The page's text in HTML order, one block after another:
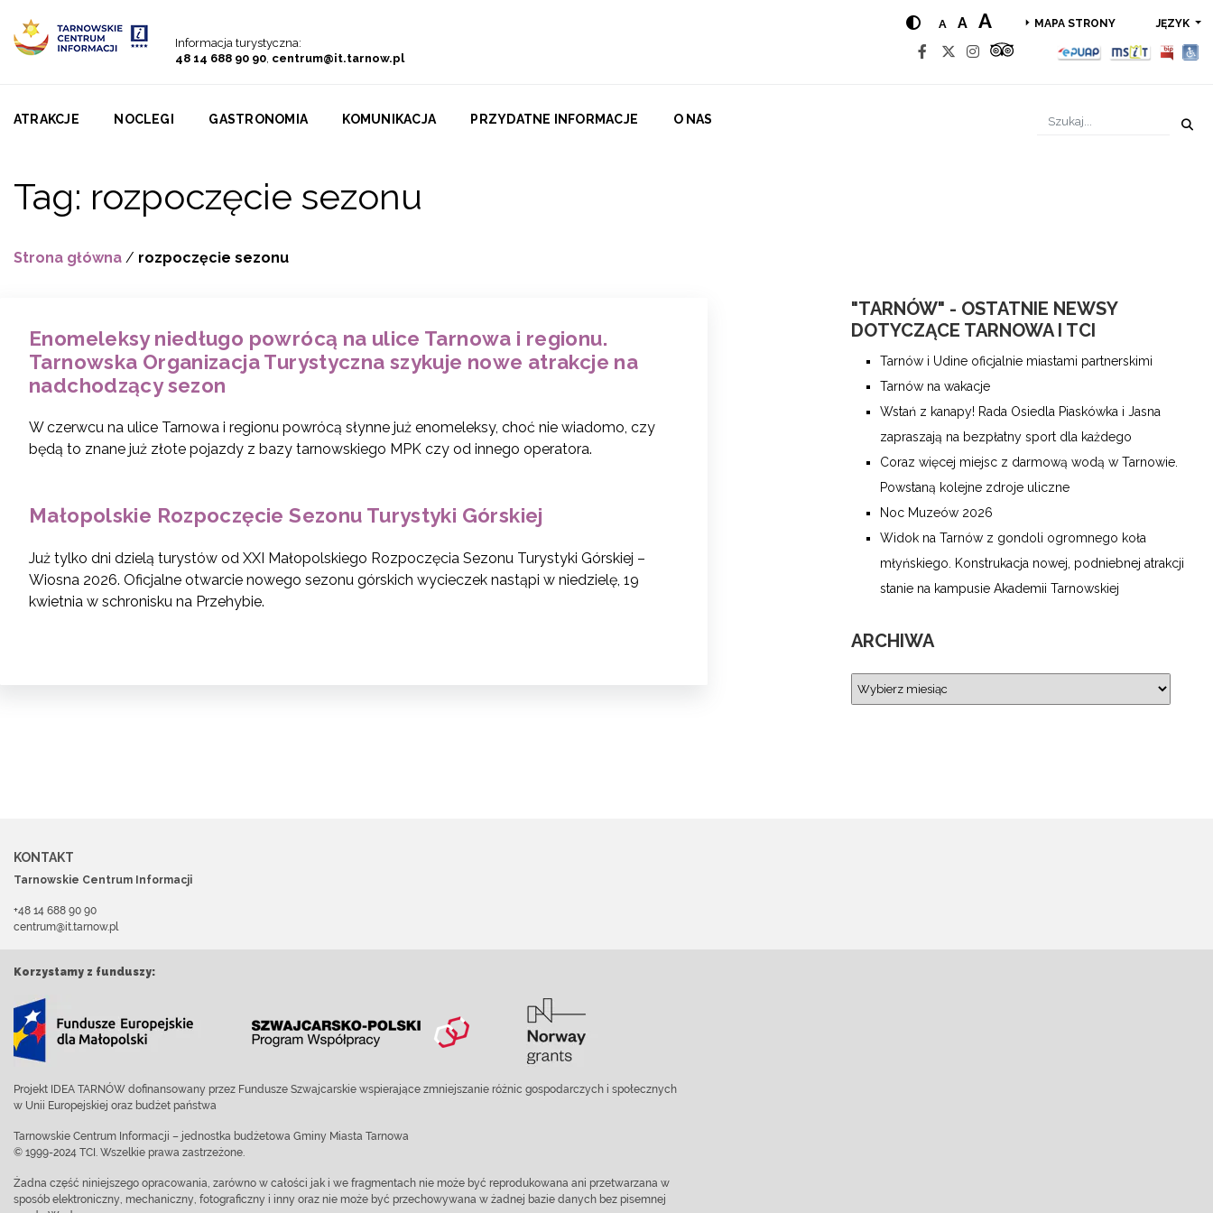
Informacja turystyczna:
48 14 688 90 90, centrum@it.tarnow.pl
A A A MAPA STRONY JĘZYK
ATRAKCJE NOCLEGI GASTRONOMIA KOMUNIKACJA PRZYDATNE INFORMACJE O NAS
Tag: rozpoczęcie sezonu
Strona główna / rozpoczęcie sezonu
Enomeleksy niedługo powrócą na ulice Tarnowa i regionu.
Tarnowska Organizacja Turystyczna szykuje nowe atrakcje na
nadchodzący sezon
W czerwcu na ulice Tarnowa i regionu powrócą słynne już enomeleksy, choć nie wiadomo, czy
będą to znane już złote pojazdy z bazy tarnowskiego MPK czy od innego operatora.
Małopolskie Rozpoczęcie Sezonu Turystyki Górskiej
Już tylko dni dzielą turystów od XXI Małopolskiego Rozpoczęcia Sezonu Turystyki Górskiej –
Wiosna 2026. Oficjalne otwarcie nowego sezonu górskich wycieczek nastąpi w niedzielę, 19
kwietnia w schronisku na Przehybie.
"TARNÓW" - OSTATNIE NEWSY
DOTYCZĄCE TARNOWA I TCI
Tarnów i Udine oficjalnie miastami partnerskimi
Tarnów na wakacje
Wstań z kanapy! Rada Osiedla Piaskówka i Jasna
zapraszają na bezpłatny sport dla każdego
Coraz więcej miejsc z darmową wodą w Tarnowie.
Powstaną kolejne zdroje uliczne
Noc Muzeów 2026
Widok na Tarnów z gondoli ogromnego koła
młyńskiego. Konstrukacja nowej, podniebnej atrakcji
stanie na kampusie Akademii Tarnowskiej
ARCHIWA
KONTAKT
Tarnowskie Centrum Informacji
+48 14 688 90 90
centrum@it.tarnow.pl
Korzystamy z funduszy:
Projekt IDEA TARNÓW dofinansowany przez Fundusze Szwajcarskie wspierające zmniejszanie różnic gospodarczych i społecznych
w Unii Europejskiej oraz budżet państwa
Tarnowskie Centrum Informacji – jednostka budżetowa Gminy Miasta Tarnowa
© 1999-2024 TCI. Wszelkie prawa zastrzeżone.
Żadna część niniejszego opracowania, zarówno w całości jak i we fragmentach nie może być reprodukowana ani przetwarzana w
sposób elektroniczny, mechaniczny, fotograficzny i inny oraz nie może być przechowywana w żadnej bazie danych bez pisemnej